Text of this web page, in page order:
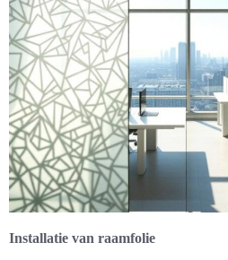
Installatie van raamfolie